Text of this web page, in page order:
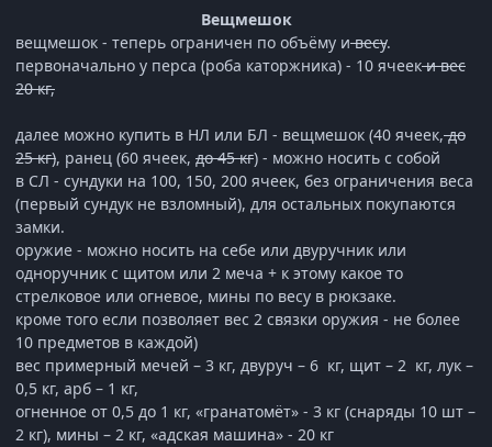
Вещмешок
вещмешок - теперь ограничен по объёму ивесу.
первоначально у перса (роба каторжника) - 10 ячееки вес
20 кг,
далее можно купить в НЛ или БЛ - вещмешок (40 ячеек,до
25 кг), ранец (60 ячеек, до 45 кг) - можно носить с собой
в СЛ - сундуки на 100, 150, 200 ячеек, без ограничения веса
(первый сундук не взломный), для остальных покупаются
замки.
оружие - можно носить на себе или двуручник или
одноручник с щитом или 2 меча + к этому какое то
стрелковое или огневое, мины по весу в рюкзаке.
кроме того если позволяет вес 2 связки оружия - не более
10 предметов в каждой)
вес примерный мечей – 3 кг, двуруч – 6 кг, щит – 2 кг, лук –
0,5 кг, арб – 1 кг,
огненное от 0,5 до 1 кг, «гранатомёт» - 3 кг (снаряды 10 шт –
2 кг), мины – 2 кг, «адская машина» - 20 кг